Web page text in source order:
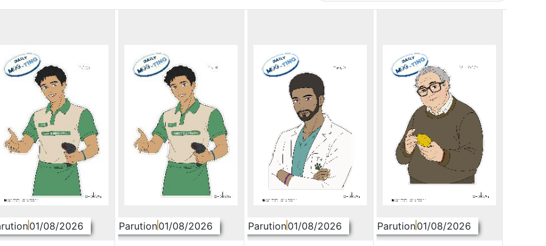
01/08/2026 Parution01/08/2026 Parution01/08/2026 Parution01/08/2026